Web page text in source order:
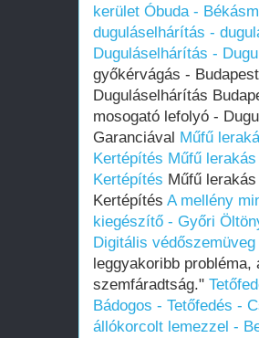
kerület Óbuda -
duguláselhárítás -
Duguláselhárítás -
győkérvágás -
Duguláselhárítás
mosogató lefolyó -
Garanciával Műfű
Kertépítés Műfű
Kertépítés Műfű
Kertépítés A mellény
kiegészítő - Győri
Digitális
leggyakoribb
szemfáradtság."
Bádogos - Tetőfedés -
állókorcolt lemezzel -